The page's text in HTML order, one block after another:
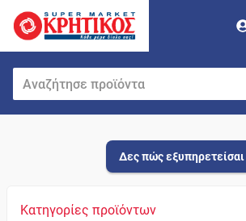
Δες πώς εξυπηρετείσαι
Κατηγορίες προϊόντων